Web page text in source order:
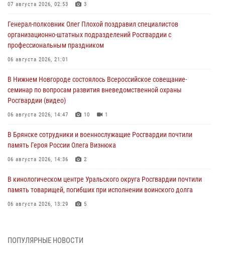
07 августа 2026, 02:53 3
Генерал-полковник Олег Плохой поздравил специалистов
организационно-штатных подразделений Росгвардии с
профессиональным праздником
06 августа 2026, 21:01
В Нижнем Новгороде состоялось Всероссийское совещание-
семинар по вопросам развития вневедомственной охраны
Росгвардии (видео)
06 августа 2026, 14:47 10 1
В Брянске сотрудники и военнослужащие Росгвардии почтили
память Героя России Олега Визнюка
06 августа 2026, 14:36 2
В кинологическом центре Уральского округа Росгвардии почтили
память товарищей, погибших при исполнении воинского долга
06 августа 2026, 13:29 5
ПОПУЛЯРНЫЕ НОВОСТИ